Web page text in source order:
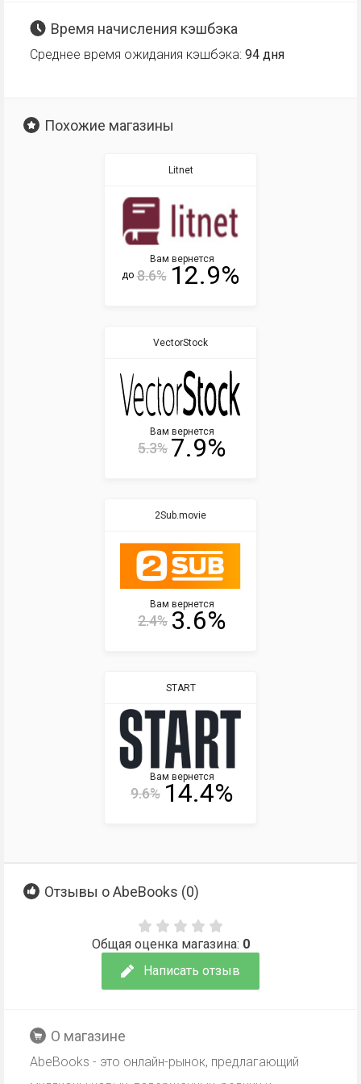
Время начисления кэшбэка
Среднее время ожидания кэшбэка: 94 дня
Похожие магазины
Litnet
Вам вернется
до 8.6% 12.9%
VectorStock
Вам вернется
5.3% 7.9%
2Sub.movie
Вам вернется
2.4% 3.6%
START
Вам вернется
9.6% 14.4%
Отзывы о AbeBooks (0)
Написать отзыв
Общая оценка магазина: 0
О магазине
AbeBooks - это онлайн-рынок, предлагающий